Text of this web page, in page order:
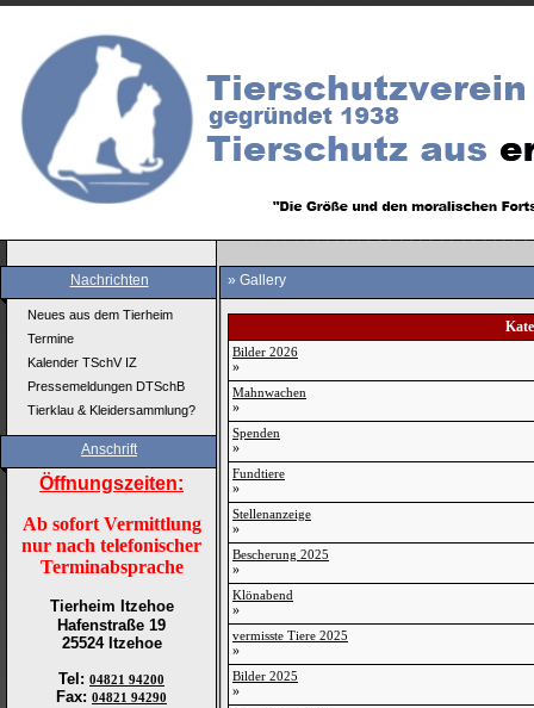
Nachrichten
Neues aus dem Tierheim
Termine
Kalender TSchV IZ
Pressemeldungen DTSchB
Tierklau & Kleidersammlung?
Anschrift
Öffnungszeiten:
Ab sofort Vermittlung
nur nach telefonischer
Terminabsprache
Tierheim Itzehoe
Hafenstraße 19
25524 Itzehoe
Tel : 04821 94200
Fax: 04821 94290
» Gallery
Bilder 2026
»
Mahnwachen
»
Spenden
»
Fundtiere
»
Stellenanzeige
»
Bescherung 2025
»
Klönabend
»
vermisste Tiere 2025
»
Bilder 2025
»